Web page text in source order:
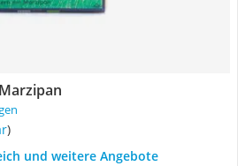
)
und weitere Angebote